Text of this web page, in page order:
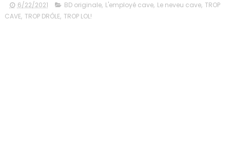
6/22/2021 BD originale, L'employé cave, Le neveu cave, TROP
CAVE, TROP DRÔLE, TROP LOL!